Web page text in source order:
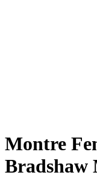
Montre
Bradshaw